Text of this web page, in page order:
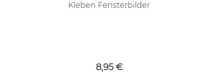
Kleben Fensterbilder
8,95 €